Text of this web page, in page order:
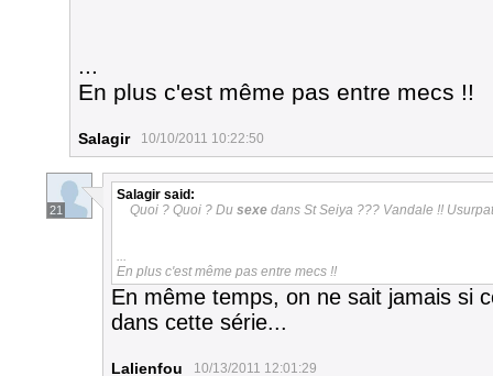
...
En plus c'est même pas entre mecs !!
Salagir 10/10/2011 10:22:50
21
Salagir said:
Quoi ? Quoi ? Du sexe dans St Seiya ??? Vandale !!
...
En plus c'est même pas entre mecs !!
En même temps, on ne sait jamais si
dans cette série...
Lalienfou 10/13/2011 12:01:29